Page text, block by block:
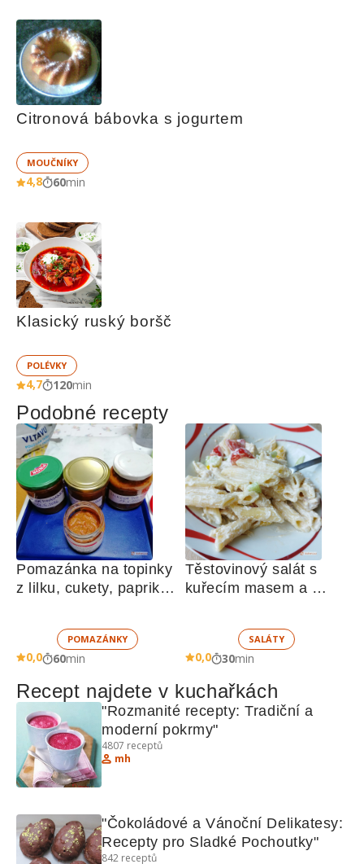
Citronová bábovka s jogurtem
MOUČNÍKY
4,8 60min
Klasický ruský boršč
POLÉVKY
4,7 120min
Podobné recepty
Pomazánka na topinky
z lilku, cukety, paprik,
žampionů
POMAZÁNKY
0,0 60min
Těstovinový salát s
kuřecím masem a
SALÁTY
0,0 30min
Recept najdete v kuchařkách
"Rozmanité recepty: Tradiční a
moderní pokrmy"
4807 receptů
mh
"Čokoládové a Vánoční Delikatesy:
Recepty pro Sladké Pochoutky"
842 receptů